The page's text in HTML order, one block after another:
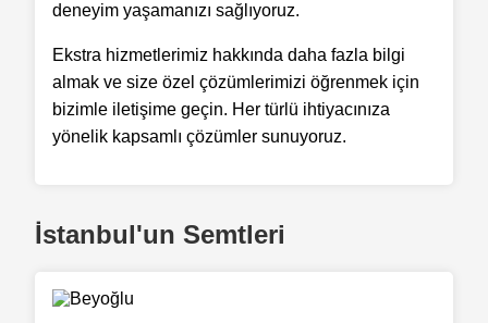
deneyim yaşamanızı sağlıyoruz.
Ekstra hizmetlerimiz hakkında daha fazla bilgi
almak ve size özel çözümlerimizi öğrenmek için
bizimle iletişime geçin. Her türlü ihtiyacınıza
yönelik kapsamlı çözümler sunuyoruz.
İstanbul'un Semtleri